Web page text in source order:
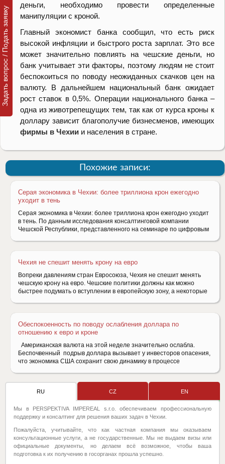
деньги, необходимо провести определенные
манипуляции с кроной.
Главный экономист банка сообщил, что есть риск
высокой инфляции и быстрого роста зарплат. Это все
может значительно повлиять на чешские деньги, но
банк учитывает эти факторы, поэтому людям не стоит
беспокоиться по поводу неожиданных скачков цен на
валюту. В дальнейшем национальный банк ожидает
рост ставок в 0,5%. Операции национального банка –
одна из животрепещущих тем, так как от курса кроны к
доллару зависит благополучие бизнесменов, имеющих
фирмы в Чехии и населения в стране.
Похожие записи:
Серая экономика в Чехии: более триллиона крон ежегодно
уходит в тень
Серая экономика в Чехии: более триллиона крон ежегодно уходит
в тень. По данным исследования консалтинговой компании
Чешской Республики, представленного на семинаре по цифровым
Чехия не спешит менять крону на евро
Вопреки давлениям стран Евросоюза, Чехия не спешит менять
чешскую крону на евро. Чешские политики должны как можно
быстрее подумать о вступлении в европейскую зону, а некоторые
Обеспокоенность по поводу ослабления доллара по
отношению к евро и кроне
Американская валюта на этой неделе значительно ослабла.
Беспочвенный подрыв доллара вызывает у инвесторов опасения,
что экономика США сохранит свою динамику в процессе
Задать вопрос / Подать заявку
RU CZ EN
Мы в PERSPEKTIVA IMPEREAL s.r.o. обеспечиваем профессиональную
поддержку и консалтинг для решения ваших задач в Чехии.
Пожалуйста, учитывайте, что как частная компания мы оказываем
консультационные услуги, а не государственные. Мы не выдаем визы или
официальные документы, но делаем всё возможное, чтобы ваша
подготовка к их получению в госорганах прошла успешно.